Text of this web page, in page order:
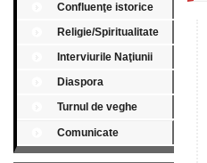
Confluenţe istorice
Religie/Spiritualitate
Interviurile Naţiunii
Diaspora
Turnul de veghe
Comunicate